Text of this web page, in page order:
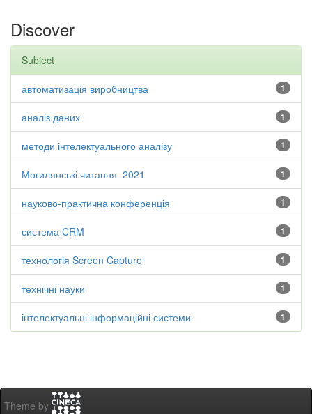
Discover
Subject
1
автоматизація виробництва
1
аналіз даних
1
методи інтелектуального аналізу
1
Могилянські читання–2021
1
науково-практична конференція
1
система CRM
1
технологія Screen Capture
1
технічні науки
1
інтелектуальні інформаційні системи
Theme by